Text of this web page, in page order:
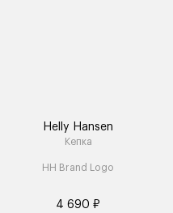
Helly Hansen
Кепка
HH Brand Logo
4 690 ₽